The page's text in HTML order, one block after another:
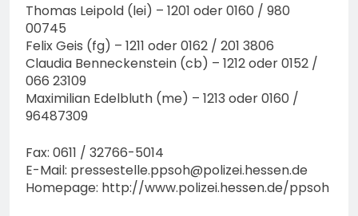
Thomas Leipold (lei) – 1201 oder 0160 / 980
00745
Felix Geis (fg) – 1211 oder 0162 / 201 3806
Claudia Benneckenstein (cb) – 1212 oder 0152 /
066 23109
Maximilian Edelbluth (me) – 1213 oder 0160 /
96487309
Fax: 0611 / 32766-5014
E-Mail: pressestelle.ppsoh@polizei.hessen.de
Homepage: http://www.polizei.hessen.de/ppsoh